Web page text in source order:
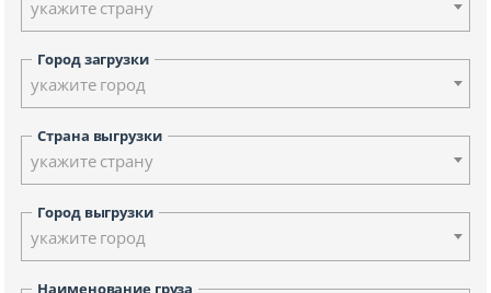
укажите страну
Город загрузки
укажите город
Страна выгрузки
укажите страну
Город выгрузки
укажите город
Наименование груза